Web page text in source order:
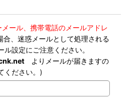
ール、携帯電話のメールアドレ
合、迷惑メールとして処理される
設定にご注意ください。
よりメールが届きますの
ください。)